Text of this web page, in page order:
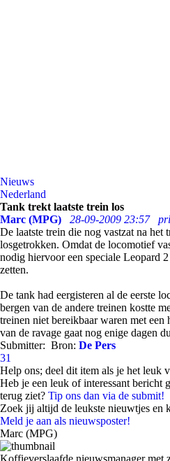
Nieuws
Nederland
Tank trekt laatste trein los
Marc (MPG)
28-09-2009 23:57
De laatste trein die nog vastzat na
losgetrokken. Omdat de locomotief
nodig hiervoor een speciale Leopard
zetten.
De tank had eergisteren al de eerste
bergen van de andere treinen kostte
treinen niet bereikbaar waren met
van de ravage gaat nog enige dagen
Submitter: Bron: De Pers
31
Help ons; deel dit item als je het leuk
Heb je een leuk of interessant bericht
terug ziet? Tip ons dan via de submit!
Zoek jij altijd de leukste nieuwtjes en
Meld je aan als nieuwsposter!
Marc (MPG)
Koffieverslaafde nieuwsmanager met